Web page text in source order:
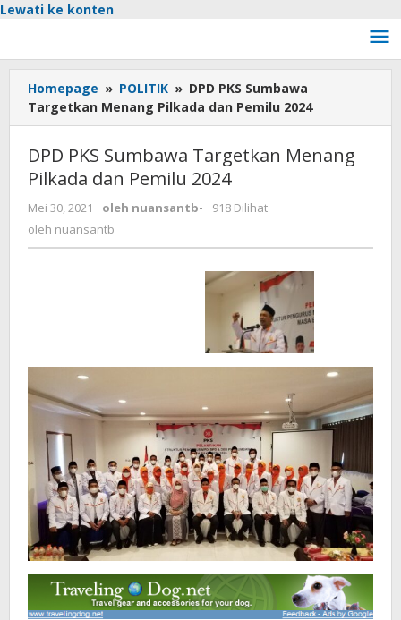
Lewati ke konten
Homepage » POLITIK » DPD PKS Sumbawa
Targetkan Menang Pilkada dan Pemilu 2024
DPD PKS Sumbawa Targetkan Menang
Pilkada dan Pemilu 2024
Mei 30, 2021 oleh nuansantb-
918 Dilihat
oleh nuansantb